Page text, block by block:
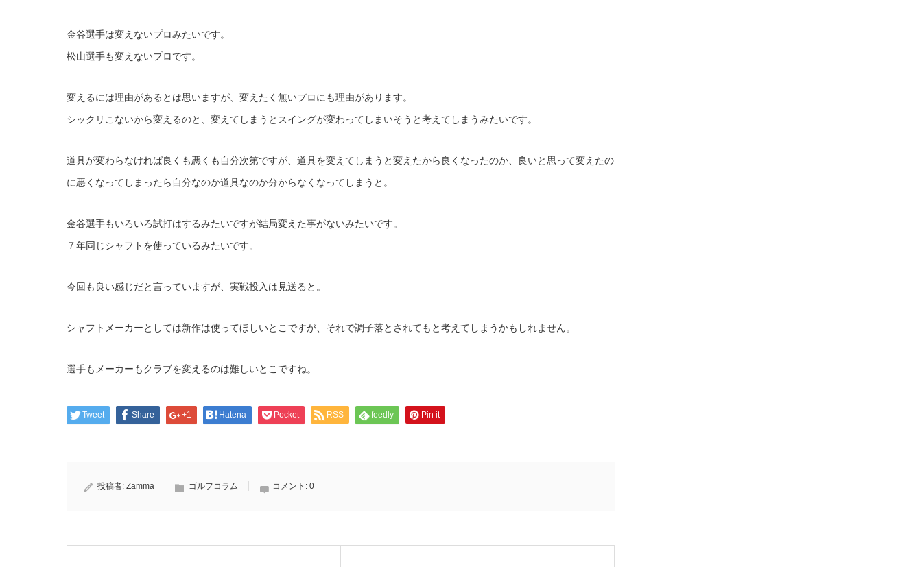
金谷選手は変えないプロみたいです。
松山選手も変えないプロです。
変えるには理由があるとは思いますが、変えたく無いプロにも理由があります。
シックリこないから変えるのと、変えてしまうとスイングが変わってしまいそうと考えてしまうみたいです。
道具が変わらなければ良くも悪くも自分次第ですが、道具を変えてしまうと変えたから良くなったのか、良いと思って変えたの
に悪くなってしまったら自分なのか道具なのか分からなくなってしまうと。
金谷選手もいろいろ試打はするみたいですが結局変えた事がないみたいです。
７年同じシャフトを使っているみたいです。
今回も良い感じだと言っていますが、実戦投入は見送ると。
シャフトメーカーとしては新作は使ってほしいとこですが、それで調子落とされてもと考えてしまうかもしれません。
選手もメーカーもクラブを変えるのは難しいとこですね。
Tweet Share +1 Hatena Pocket RSS feedly Pin it
投稿者: Zamma ゴルフコラム コメント: 0